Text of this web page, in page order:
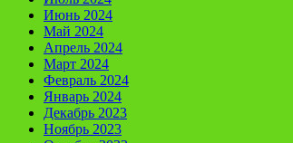
Июнь 2024
Май 2024
Апрель 2024
Март 2024
Февраль 2024
Январь 2024
Декабрь 2023
Ноябрь 2023